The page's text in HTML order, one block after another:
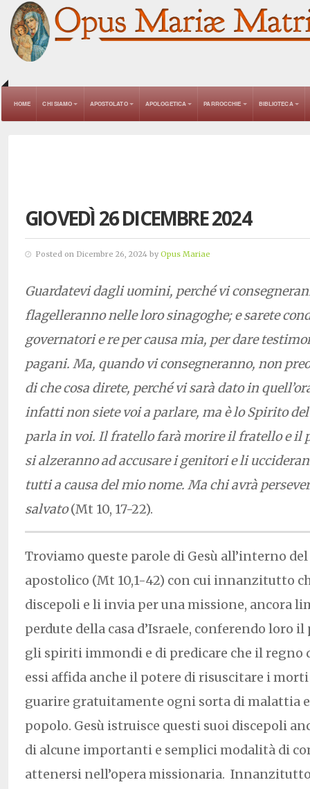
HOME CHI SIAMO APOSTOLATO APOLOGETICA PARROCCHIE BIBLIOTECA
GIOVEDÌ 26 DICEMBRE 2024
Posted on Dicembre 26, 2024 by Opus Mariae
Guardatevi dagli uomini, perché vi
flagelleranno nelle loro sinagoghe; e sarete
governatori e re per causa mia, per dare
pagani. Ma, quando vi consegneranno, non
di che cosa direte, perché vi sarà dato in
infatti non siete voi a parlare, ma è lo Spirito del
parla in voi. Il fratello farà morire il fratello e il
si alzeranno ad accusare i genitori e li
tutti a causa del mio nome. Ma chi avrà
salvato(Mt 10, 17-22).
Troviamo queste parole di Gesù all’interno
apostolico (Mt 10,1-42) con cui innanzitutto
discepoli e li invia per una missione, ancora
perdute della casa d’Israele, conferendo loro il
gli spiriti immondi e di predicare che il regno
essi affida anche il potere di risuscitare i
guarire gratuitamente ogni sorta di malattia
popolo. Gesù istruisce questi suoi discepoli
di alcune importanti e semplici modalità di
attenersi nell’opera missionaria.